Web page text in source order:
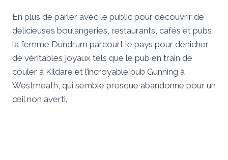
En plus de parler avec le public pour découvrir de
délicieuses boulangeries, restaurants, cafés et pubs,
la femme Dundrum parcourt le pays pour dénicher
de véritables joyaux tels que le pub en train de
couler à Kildare et l’incroyable pub Gunning à
Westmeath, qui semble presque abandonné pour un
œil non averti.